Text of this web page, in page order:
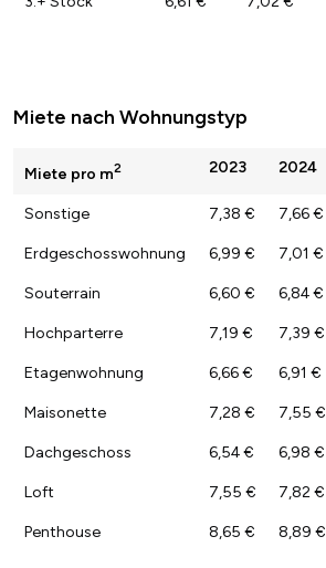
Miete nach Wohnungstyp
Miete pro m2 2023 2024
Sonstige 7,38 € 7,66 €
Erdgeschosswohnung 6,99 € 7,01 €
Souterrain 6,60 € 6,84 €
Hochparterre 7,19 € 7,39 €
Etagenwohnung 6,66 € 6,91 €
Maisonette 7,28 € 7,55 €
Dachgeschoss 6,54 € 6,98 €
Loft 7,55 € 7,82 €
Penthouse 8,65 € 8,89 €